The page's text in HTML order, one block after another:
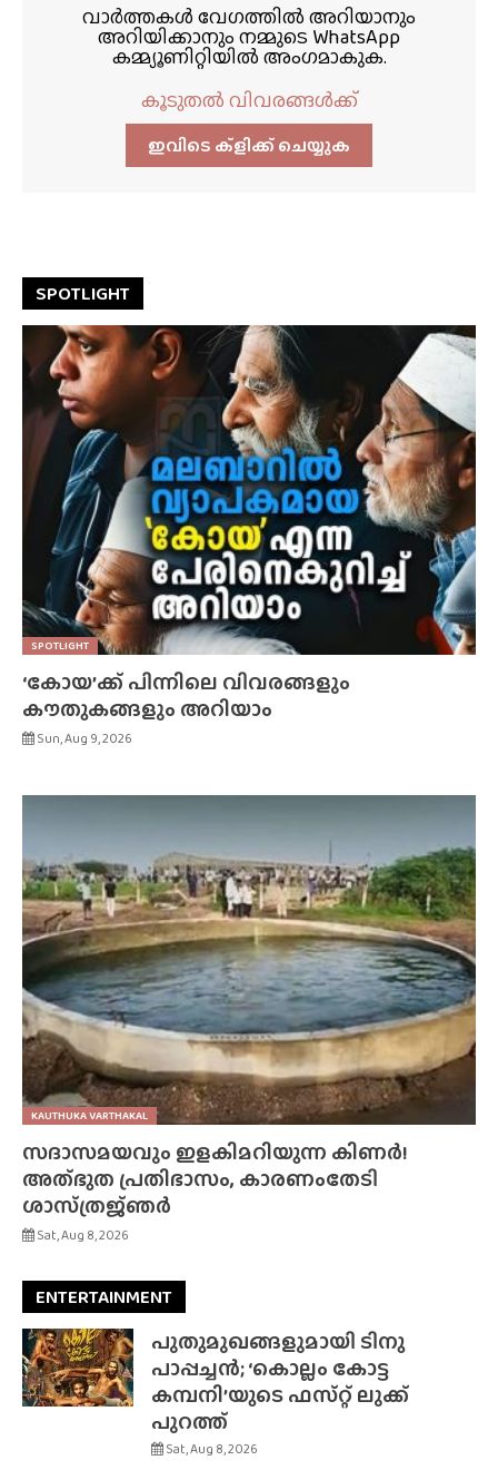
വാർത്തകൾ വേഗത്തിൽ അറിയാനും
അറിയിക്കാനും നമ്മുടെ WhatsApp
കമ്മ്യൂണിറ്റിയിൽ അംഗമാകുക.
കൂടുതൽ വിവരങ്ങൾക്ക്
ഇവിടെ ക്ളിക്ക്‌ ചെയ്യുക
SPOTLIGHT
SPOTLIGHT
‘കോയ’ക്ക് പിന്നിലെ വിവരങ്ങളും
കൗതുകങ്ങളും അറിയാം
Sun, Aug 9, 2026
KAUTHUKA VARTHAKAL
സദാസമയവും ഇളകിമറിയുന്ന കിണർ!
അത്‌ഭുത പ്രതിഭാസം, കാരണംതേടി
ശാസ്‌ത്രജ്‌ഞർ
Sat, Aug 8, 2026
ENTERTAINMENT
പുതുമുഖങ്ങളുമായി ടിനു
പാപ്പച്ചൻ; ‘കൊല്ലം കോട്ട
കമ്പനി’യുടെ ഫസ്‌റ്റ് ലുക്ക്
പുറത്ത്
Sat, Aug 8, 2026